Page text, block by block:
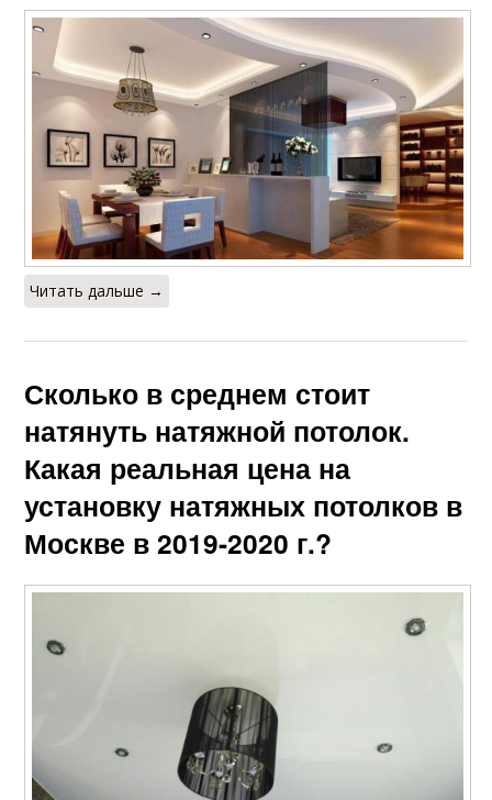
Читать дальше →
Сколько в среднем стоит
натянуть натяжной потолок.
Какая реальная цена на
установку натяжных потолков в
Москве в 2019-2020 г.?